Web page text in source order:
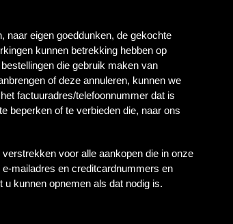
naar eigen goeddunken, de gekochte
kunnen betrekking hebben op
die gebruik maken van
of deze annuleren, kunnen we
factuuradres/telefoonnummer dat is
beperken of te verbieden die, naar ons
voor alle aankopen die in onze
mailadres en creditcardnummers en
kunnen opnemen als dat nodig is.